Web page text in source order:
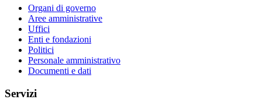
Organi di governo
Aree amministrative
Uffici
Enti e fondazioni
Politici
Personale amministrativo
Documenti e dati
Servizi